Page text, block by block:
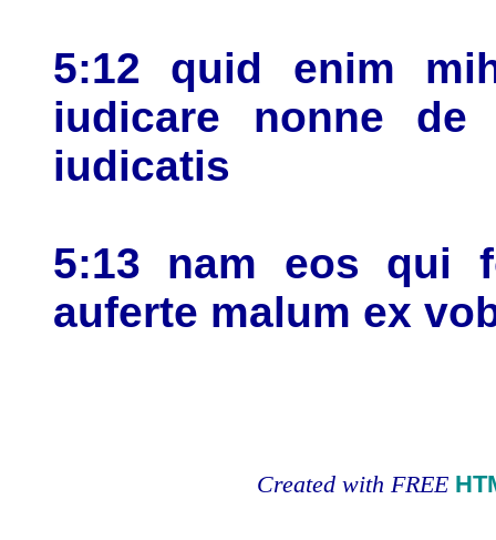
5:12 quid enim
iudicare nonne
iudicatis
5:13 nam eos qui
auferte malum ex
Created with FREE